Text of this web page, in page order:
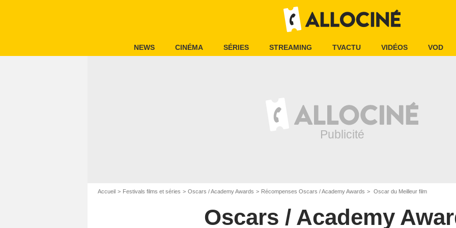
NEWS CINÉMA SÉRIES STREAMING TVACTU VIDÉOS VOD
Accueil Festivals films et séries Oscars / Academy Awards Récompenses Oscars / Academy Awards Oscar du Meilleur film
Oscars / Academy